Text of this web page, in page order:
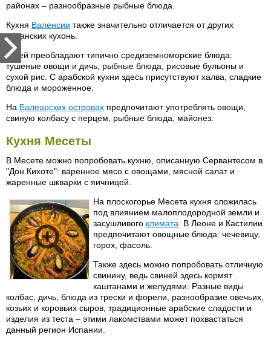
районах – разнообразные рыбные блюда.
Кухня Валенсии также значительно отличается от других
испанских кухонь.
В ней преобладают типично средиземноморские блюда:
тушеные овощи и дичь, рыбные блюда, рисовые бульоны и
сухой рис. С арабской кухни здесь присутствуют халва, сладкие
блюда и мороженное.
На Балеарских островах предпочитают употреблять овощи,
свиную колбасу с перцем, рыбные блюда, майонез.
Кухня Месеты
В Месете можно попробовать кухню, описанную Сервантесом в
"Дон Кихоте": варенное мясо с овощами, мясной салат и
жаренные шкварки с яичницей.
На плоскогорье Месета кухня сложилась
под влиянием малоплодородной земли и
засушливого климата . В Леоне и Кастилии
предпочитают овощные блюда: чечевицу,
горох, фасоль.
Также здесь можно попробовать отличную
свинину, ведь свиней здесь кормят
каштанами и желудями. Разные виды
колбас, дичь, блюда из трески и форели, разнообразие овечьих,
козьих и коровьих сыров, традиционные арабские сладости и
изделия из теста – этими лакомствами может похвастаться
данный регион Испании.